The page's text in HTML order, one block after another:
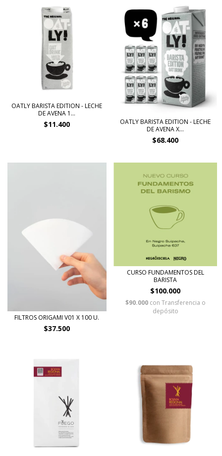
OATLY BARISTA EDITION - LECHE
DE AVENA 1...
$11.400
OATLY BARISTA EDITION - LECHE
DE AVENA X...
$68.400
FILTROS ORIGAMI V01 X 100 U.
$37.500
CURSO FUNDAMENTOS DEL
BARISTA
$100.000
$90.000 con Transferencia o
depósito